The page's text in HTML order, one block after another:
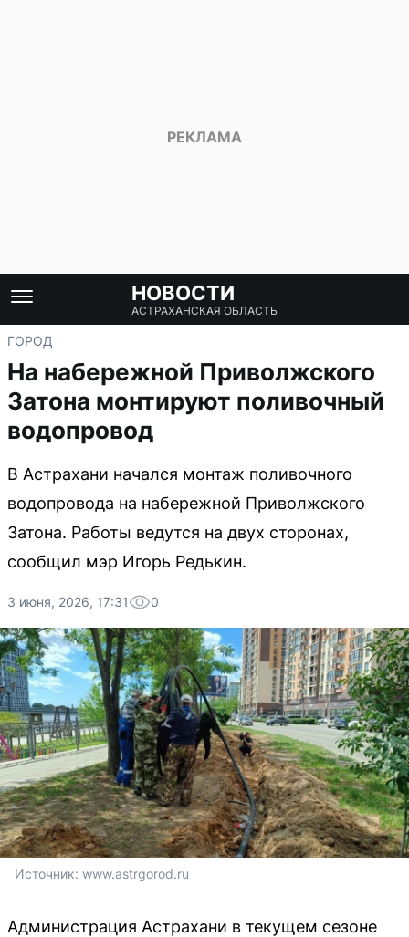
НОВОСТИ
АСТРАХАНСКАЯ ОБЛАСТЬ
ГОРОД
На набережной Приволжского
Затона монтируют поливочный
водопровод
В Астрахани начался монтаж поливочного
водопровода на набережной Приволжского
Затона. Работы ведутся на двух сторонах,
сообщил мэр Игорь Редькин.
3 июня, 2026, 17:31 0
Источник: www.astrgorod.ru
Администрация Астрахани в текущем сезоне